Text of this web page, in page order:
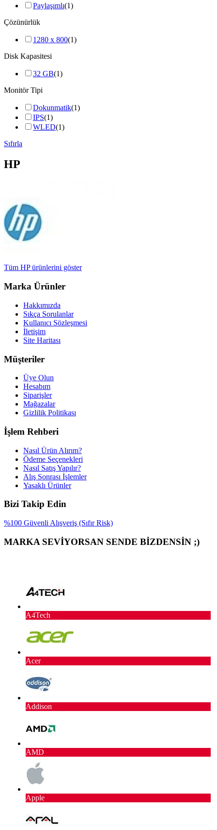
Paylaşımlı(1)
Çözünürlük
1280 x 800(1)
Disk Kapasitesi
32 GB(1)
Monitör Tipi
Dokunmatik(1)
IPS(1)
WLED(1)
Sıfırla
HP
Tüm HP ürünlerini göster
Marka Ürünler
Hakkımızda
Sıkça Sorulanlar
Kullanıcı Sözleşmesi
İletişim
Site Haritası
Müşteriler
Üye Olun
Hesabım
Siparişler
Mağazalar
Gizlilik Politikası
İşlem Rehberi
Nasıl Ürün Alırım?
Ödeme Seçenekleri
Nasıl Satış Yapılır?
Alış Sonrası İşlemler
Yasaklı Ürünler
Bizi Takip Edin
%100 Güvenli Alışveriş (Sıfır Risk)
MARKA SEVİYORSAN SENDE BİZDENSİN ;)
A4Tech
Acer
Addison
AMD
Apple